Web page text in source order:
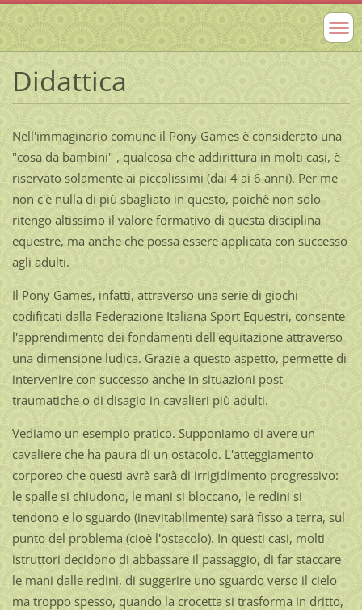
Didattica
Nell'immaginario comune il Pony Games è considerato una
"cosa da bambini" , qualcosa che addirittura in molti casi, è
riservato solamente ai piccolissimi (dai 4 ai 6 anni). Per me
non c'è nulla di più sbagliato in questo, poichè non solo
ritengo altissimo il valore formativo di questa disciplina
equestre, ma anche che possa essere applicata con successo
agli adulti.
Il Pony Games, infatti, attraverso una serie di giochi
codificati dalla Federazione Italiana Sport Equestri, consente
l'apprendimento dei fondamenti dell'equitazione attraverso
una dimensione ludica. Grazie a questo aspetto, permette di
intervenire con successo anche in situazioni post-
traumatiche o di disagio in cavalieri più adulti.
Vediamo un esempio pratico. Supponiamo di avere un
cavaliere che ha paura di un ostacolo. L'atteggiamento
corporeo che questi avrà sarà di irrigidimento progressivo:
le spalle si chiudono, le mani si bloccano, le redini si
tendono e lo sguardo (inevitabilmente) sarà fisso a terra, sul
punto del problema (cioè l'ostacolo). In questi casi, molti
istruttori decidono di abbassare il passaggio, di far staccare
le mani dalle redini, di suggerire uno sguardo verso il cielo
ma troppo spesso, quando la crocetta si trasforma in dritto,